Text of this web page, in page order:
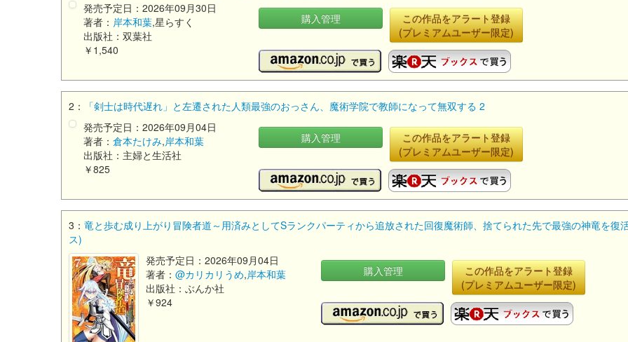
発売予定日：2026年09月30日
著者： 岸本和葉,星らすく
出版社：双葉社
￥1,540
購入管理
この作品をアラート登録
(プレミアムユーザー限定)
2：
「剣士は時代遅れ」と左遷された人類最強のおっさん、魔術学院で教師になって無双する 2
発売予定日：2026年09月04日
著者： 倉本たけみ,岸本和葉
出版社：主婦と生活社
￥825
購入管理
この作品をアラート登録
(プレミアムユーザー限定)
3： 竜と歩む成り上がり冒険者道～用済みとしてSランクパーティから追放された回復魔術師、捨てられた先で最強の神竜を復
ス)
発売予定日：2026年09月04日
著者：@カリカリうめ,岸本和葉
出版社：ぶんか社
￥924
購入管理
この作品をアラート登録
(プレミアムユーザー限定)